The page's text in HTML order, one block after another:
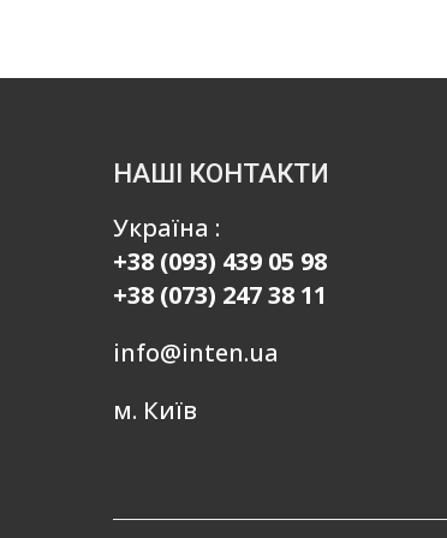
НАШІ КОНТАКТИ
Україна :
+38 (093) 439 05 98
+38 (073) 247 38 11
info@inten.ua
м. Київ